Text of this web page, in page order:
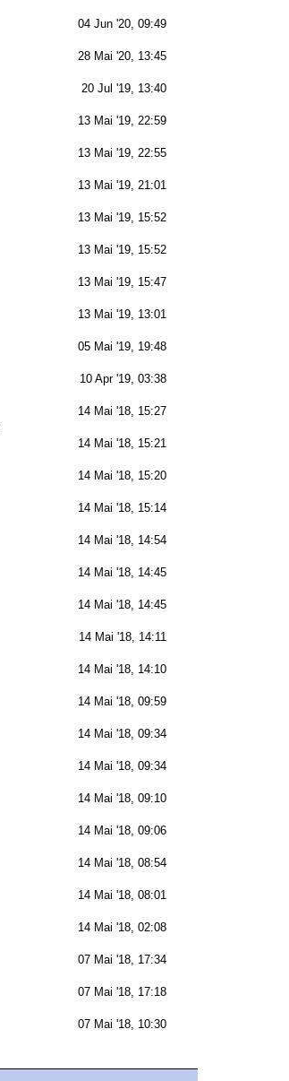
04 Jun '20, 09:49
28 Mai '20, 13:45
20 Jul '19, 13:40
13 Mai '19, 22:59
13 Mai '19, 22:55
13 Mai '19, 21:01
13 Mai '19, 15:52
13 Mai '19, 15:52
13 Mai '19, 15:47
13 Mai '19, 13:01
05 Mai '19, 19:48
10 Apr '19, 03:38
14 Mai '18, 15:27
14 Mai '18, 15:21
14 Mai '18, 15:20
14 Mai '18, 15:14
14 Mai '18, 14:54
14 Mai '18, 14:45
14 Mai '18, 14:45
14 Mai '18, 14:11
14 Mai '18, 14:10
14 Mai '18, 09:59
14 Mai '18, 09:34
14 Mai '18, 09:34
14 Mai '18, 09:10
14 Mai '18, 09:06
14 Mai '18, 08:54
14 Mai '18, 08:01
14 Mai '18, 02:08
07 Mai '18, 17:34
07 Mai '18, 17:18
07 Mai '18, 10:30